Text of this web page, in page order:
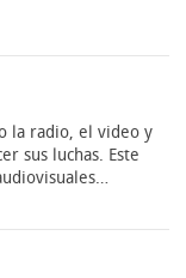
la radio, el video y
sus luchas. Este